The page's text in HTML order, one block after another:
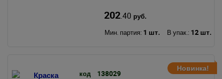
202.40 руб.
Мин. партия: 1 шт. В упак.: 12 шт.
Новинка!
код 138029